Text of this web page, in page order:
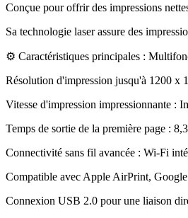
Conçue pour offrir des impressions
Sa technologie laser assure des
⚙️ Caractéristiques principales :
Résolution d'impression jusqu'à 1200 x
Vitesse d'impression impressionnante :
Temps de sortie de la première page :
Connectivité sans fil avancée : Wi-Fi
Compatible avec Apple AirPrint,
Connexion USB 2.0 pour une liaison